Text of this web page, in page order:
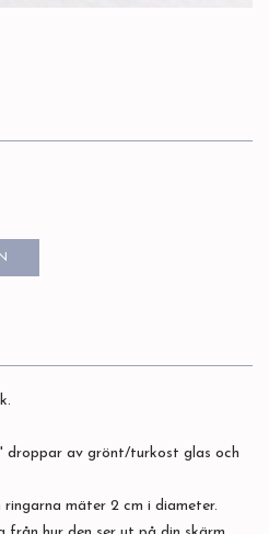
droppar av grönt/turkost glas och
mäter 2 cm i diameter.